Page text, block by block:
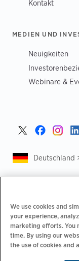
Kontakt
MEDIEN UND
Neuigkeiten
Webinare &
Deutschland
Datenschutzrichtlinie
Rechtliches |
Verhaltenskodex für
Impressum
We use cookies and
your experience,
marketing efforts. You
time. By using our
the use of cookies and